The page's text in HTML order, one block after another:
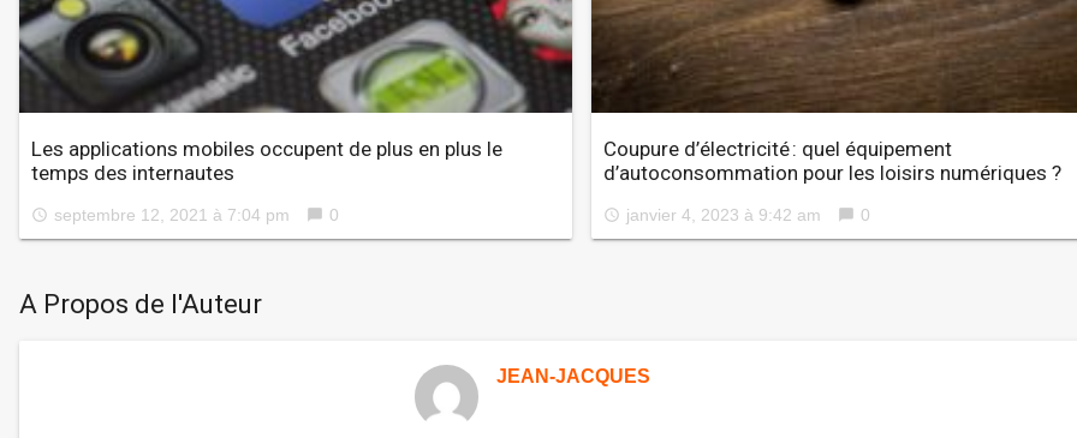
Les applications mobiles occupent de plus en plus le
temps des internautes
access_time septembre 12, 2021 à 7:04 pm 0
Coupure d’électricité : quel équipement
d’autoconsommation pour les loisirs numériques ?
access_time janvier 4, 2023 à 9:42 am 0
A Propos de l'Auteur
JEAN-JACQUES